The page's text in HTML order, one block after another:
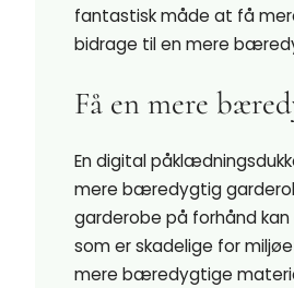
fantastisk måde at få
bidrage til en mere
Få en mere
En digital
mere bæredygtig
garderobe på forhånd
som er skadelige for
mere bæredygtige